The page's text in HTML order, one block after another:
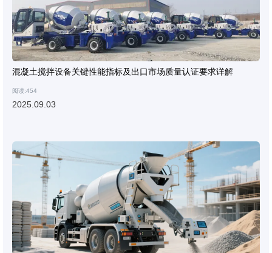
混凝土搅拌设备关键性能指标及出口市场质量认证要求详解
阅读:454
2025.09.03